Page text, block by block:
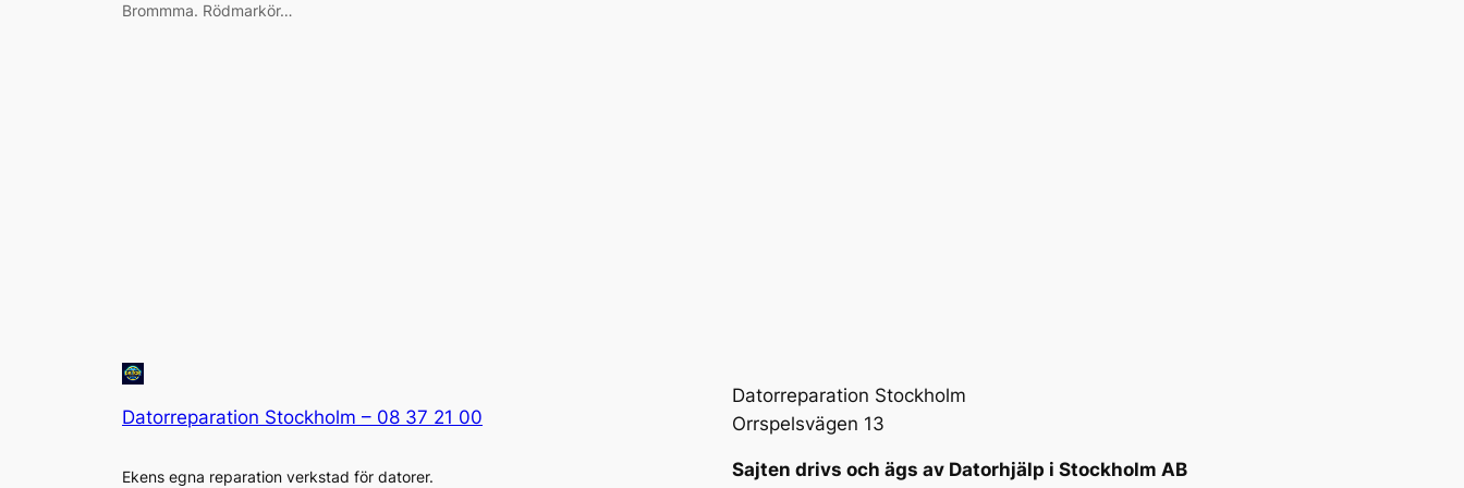
Brommma. Rödmarkör…
Datorreparation Stockholm – 08 37 21 00
Ekens egna reparation verkstad för datorer.
Datorreparation Stockholm
Orrspelsvägen 13
Sajten drivs och ägs av Datorhjälp i Stockholm AB